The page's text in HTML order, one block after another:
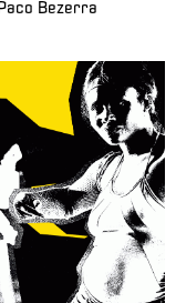
Bezerra